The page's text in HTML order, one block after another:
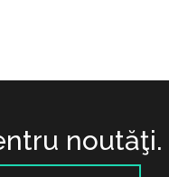
noutăţi.